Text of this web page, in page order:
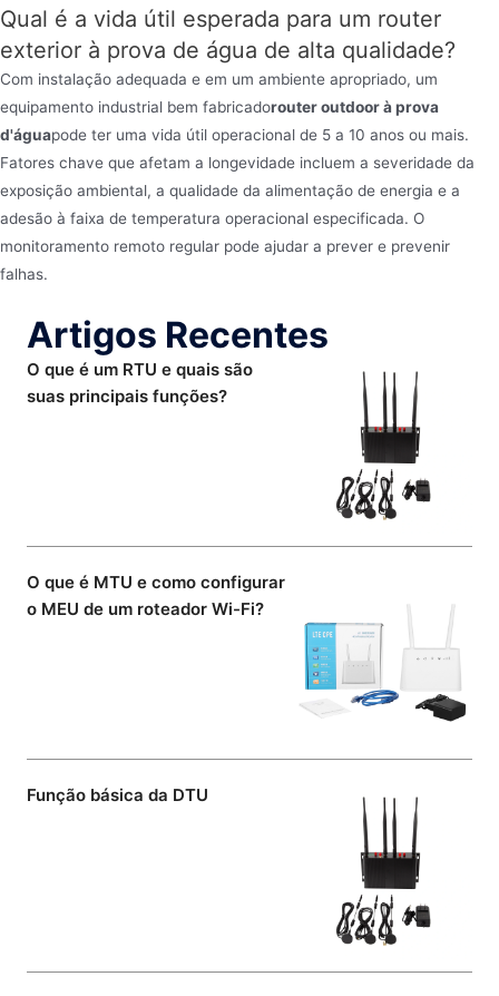
Qual é a vida útil esperada para um router
exterior à prova de água de alta qualidade?
Com instalação adequada e em um ambiente apropriado, um
equipamento industrial bem fabricadorouter outdoor à prova
d'águapode ter uma vida útil operacional de 5 a 10 anos ou mais.
Fatores chave que afetam a longevidade incluem a severidade da
exposição ambiental, a qualidade da alimentação de energia e a
adesão à faixa de temperatura operacional especificada. O
monitoramento remoto regular pode ajudar a prever e prevenir
falhas.
Artigos Recentes
O que é um RTU e quais são
suas principais funções?
O que é MTU e como configurar
o MEU de um roteador Wi-Fi?
Função básica da DTU